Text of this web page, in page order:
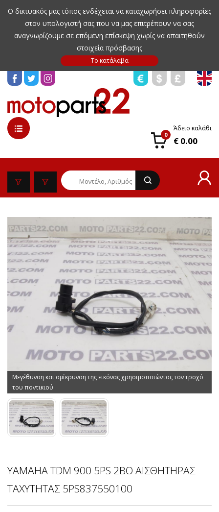
Ο δικτυακός μας τόπος ενδέχεται να καταχωρήσει πληροφορίες
στον υπολογιστή σας που να μας επιτρέπουν να σας
αναγνωρίζουμε σε επόμενη επίσκεψη χωρίς να απαιτηθούν
στοιχεία πρόσβασης
0
Άδειο καλάθι
€ 0.00
Μεγέθυνση και σμίκρυνση της εικόνας χρησιμοποιώντας τον τροχό
του ποντικιού
YAMAHA TDM 900 5PS 2BO ΑΙΣΘΗΤΗΡΑΣ
ΤΑΧΥΤΗΤΑΣ 5PS837550100